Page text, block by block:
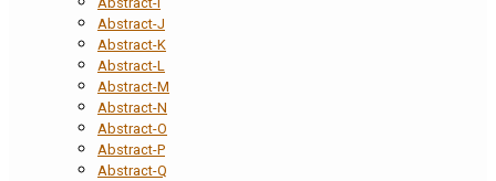
Abstract-J
Abstract-K
Abstract-L
Abstract-M
Abstract-N
Abstract-O
Abstract-P
Abstract-Q